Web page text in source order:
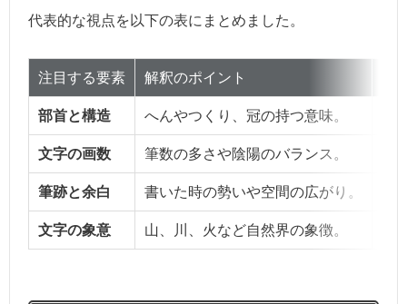
代表的な視点を以下の表にまとめました。
注目する要素 解釈のポイント
部首と構造 へんやつくり、冠の持つ意味。
文字の画数 筆数の多さや陰陽のバランス。
筆跡と余白 書いた時の勢いや空間の広がり。
文字の象意 山、川、火など自然界の象徴。